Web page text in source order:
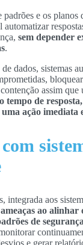
e os planos
automatizar
sem depender
.
dados, sistemas
assim que
tempo de
ação imediata
integrada aos
ao alinhar
de
e gerar